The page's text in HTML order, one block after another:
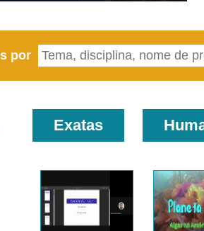
por
Exatas